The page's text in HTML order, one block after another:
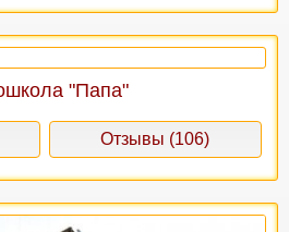
"Папа"
Отзывы (106)